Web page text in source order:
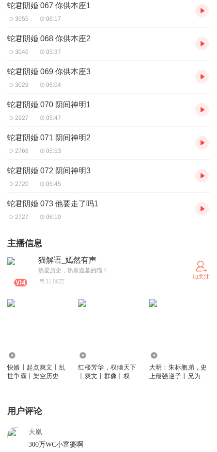
蛇君阴婚 067 你供本座1
3055 06:17
蛇君阴婚 068 你供本座2
3040 05:37
蛇君阴婚 069 你供本座3
3029 06:04
蛇君阴婚 070 阴间神明1
2927 05:47
蛇君阴婚 071 阴间神明2
2766 05:53
蛇君阴婚 072 阴间神明3
2720 05:45
蛇君阴婚 073 他要走了吗1
2727 06:10
主播信息
猫解语_嫣然有声
热爱历史，热衷盗墓的猫！
31.06万
加关注
快婿丨起点爽文丨乱
世争霸丨架空历史丨
红楼芳华，权倾天下
丨爽文丨群像丨权谋
大明：朱标胞弟，史
上最强逆子丨兄为太
用户评论
天凰
300万WC小富婆啊